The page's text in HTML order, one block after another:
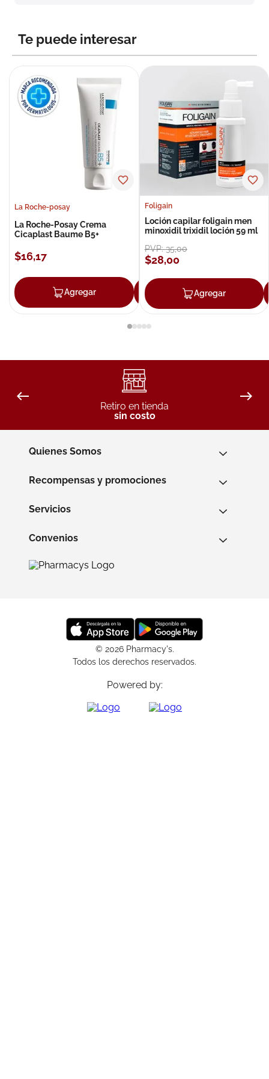
Te puede interesar
La Roche-posay
La Roche-Posay Crema
Cicaplast Baume B5+
$16,17
Agregar Agregar
Foligain
Loción capilar foligain men
minoxidil trixidil loción 59 ml
PVP:35,00
$28,00
Agregar
Retiro en tienda
sin costo
Quienes Somos
Recompensas y promociones
Servicios
Convenios
© 2026 Pharmacy's.
Todos los derechos reservados.
Powered by:
10.neumoflux